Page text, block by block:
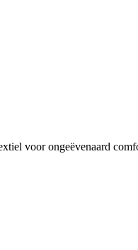
voor ongeëvenaard